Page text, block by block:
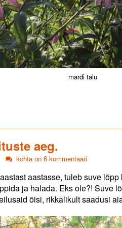
mardi talu
aeg.
Külluse
kingituste
aeg.
kohta on 6 kommentaari
aastasse, tuleb suve
ja halada. Eks ole?! Suve
õisi, rikkalikult saadusi